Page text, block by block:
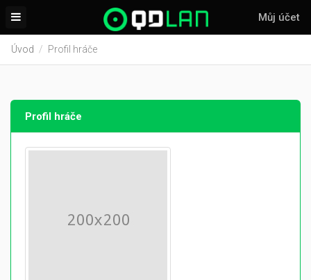
Můj účet
Úvod Profil hráče
Profil hráče